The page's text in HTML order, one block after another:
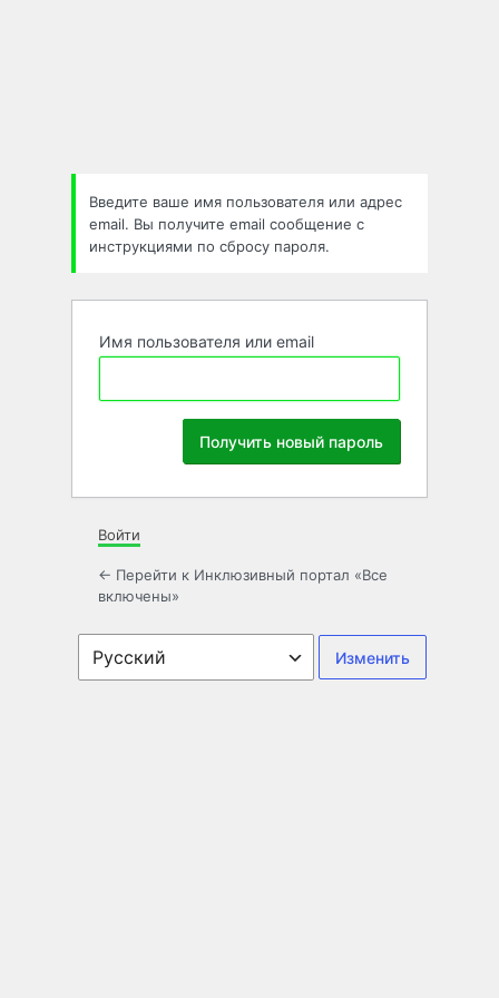
Введите ваше имя пользователя или адрес
email. Вы получите email сообщение с
инструкциями по сбросу пароля.
Имя пользователя или email
Войти
← Перейти к Инклюзивный портал «Все
включены»
Язык